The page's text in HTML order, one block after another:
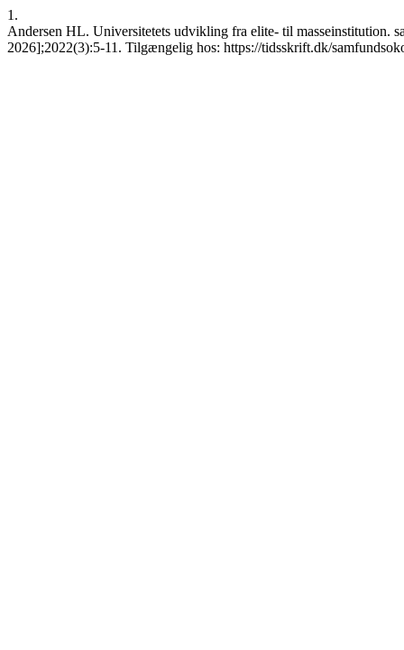
1.
Andersen HL. Universitetets udvikling fra elite- til masseinstitution.
2026];2022(3):5-11. Tilgængelig hos: https://tidsskrift.dk/